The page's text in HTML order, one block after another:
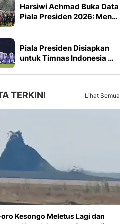
Harsiwi Achmad Buka Data
Piala Presiden 2026: Men…
Piala Presiden Disiapkan
untuk Timnas Indonesia …
TERKINI Lihat Semua
Kesongo Meletus Lagi dan